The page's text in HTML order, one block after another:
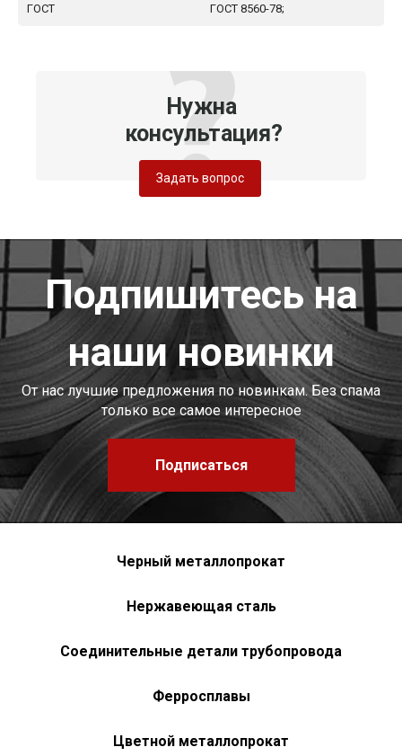
ГОСТ ГОСТ 8560-78;
Нужна
консультация?
Задать вопрос
Подпишитесь на
наши новинки
От нас лучшие предложения по новинкам. Без спама
только все самое интересное
Подписаться
Черный металлопрокат
Нержавеющая сталь
Соединительные детали трубопровода
Ферросплавы
Цветной металлопрокат